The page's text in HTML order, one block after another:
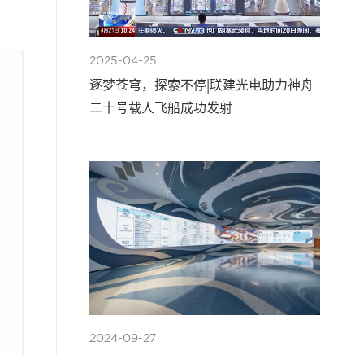
2025-04-25
逐梦苍穹，探索不停|联建光电助力神舟
二十号载人飞船成功发射
2024-09-27